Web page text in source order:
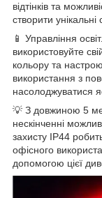
відтінків та
створити
📱 Управління
використовуйте
кольору та
використання з
насолоджуватися
💡 З довжиною 5
нескінченні
захисту IP44
офісного
допомогою цієї